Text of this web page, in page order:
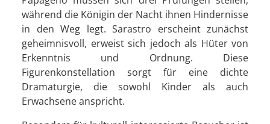
während die Königin der Nacht ihnen Hindernisse
in den Weg legt. Sarastro erscheint zunächst
geheimnisvoll, erweist sich jedoch als Hüter von
Erkenntnis und Ordnung. Diese
Figurenkonstellation sorgt für eine dichte
Dramaturgie, die sowohl Kinder als auch
Erwachsene anspricht.